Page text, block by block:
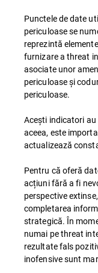
Punctele de date
periculoase se
reprezintă
furnizare a threat
asociate unor
periculoase și
periculoase.
Acești indicatori
aceea, este
actualizează
Pentru că oferă
acțiuni fără a fi
perspective
completarea
strategică. În
numai pe threat
rezultate fals
inofensive sunt